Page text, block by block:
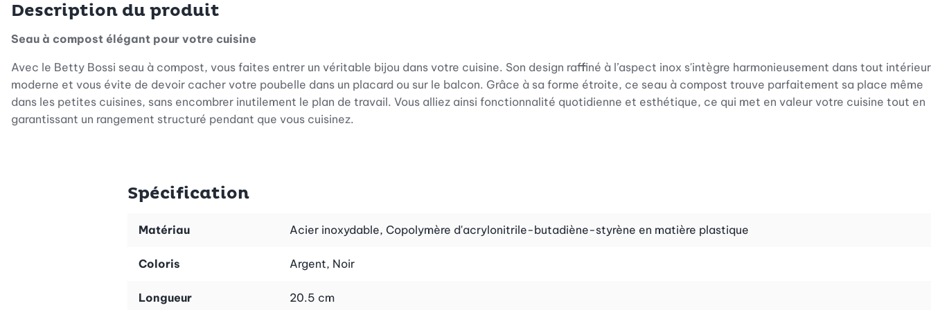
Description du produit
Seau à compost élégant pour votre cuisine
Avec le Betty Bossi seau à compost, vous faites entrer un véritable bijou dans votre cuisine. Son design raffiné à l’aspect inox s'intègre harmonieusement dans tout intérieur
moderne et vous évite de devoir cacher votre poubelle dans un placard ou sur le balcon. Grâce à sa forme étroite, ce seau à compost trouve parfaitement sa place même
dans les petites cuisines, sans encombrer inutilement le plan de travail. Vous alliez ainsi fonctionnalité quotidienne et esthétique, ce qui met en valeur votre cuisine tout en
garantissant un rangement structuré pendant que vous cuisinez.
placer le seau là où vos déchets de cuisine s’accumulent, de sorte que vous puissiez y glisser directement des épluchures de pommes de terre ou des restes de légumes
portée de main, la collecte des déchets organiques devient une routine sans effort qui s’intègre parfaitement à votre flux de travail individuel.
Fraîcheur sans odeurs désagréables
d'un air frais dans votre maison, même si le seau à compost n'est pas vidé immédiatement. Lorsque vient le moment de vider le contenu, le seau amovible s'avère
Spécification
Matériau Acier inoxydable, Copolymère d'acrylonitrile-butadiène-styrène en matière plastique
Coloris Argent, Noir
Longueur 20.5 cm